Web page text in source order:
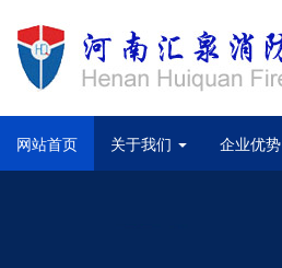
网站首页(current)关于我们 企业优势